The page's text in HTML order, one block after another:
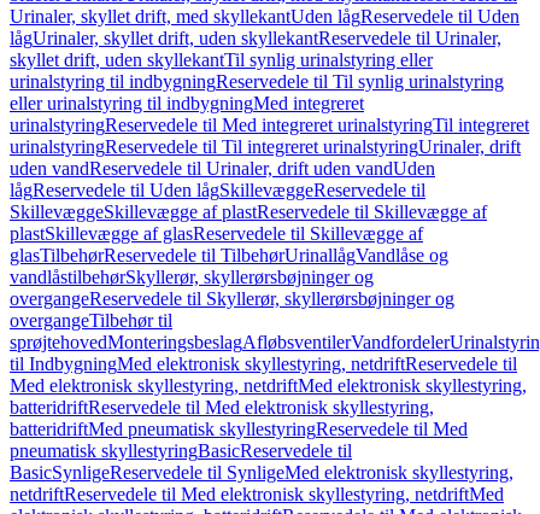
Urinaler, skyllet drift, med skyllekantUden lågReservedele til Uden
lågUrinaler, skyllet drift, uden skyllekantReservedele til Urinaler,
skyllet drift, uden skyllekantTil synlig urinalstyring eller
urinalstyring til indbygningReservedele til Til synlig urinalstyring
eller urinalstyring til indbygningMed integreret
urinalstyringReservedele til Med integreret urinalstyringTil integreret
urinalstyringReservedele til Til integreret urinalstyringUrinaler, drift
uden vandReservedele til Urinaler, drift uden vandUden
lågReservedele til Uden lågSkillevæggeReservedele til
SkillevæggeSkillevægge af plastReservedele til Skillevægge af
plastSkillevægge af glasReservedele til Skillevægge af
glasTilbehørReservedele til TilbehørUrinallågVandlåse og
vandlåstilbehørSkyllerør, skyllerørsbøjninger og
overgangeReservedele til Skyllerør, skyllerørsbøjninger og
overgangeTilbehør til
sprøjtehovedMonteringsbeslagAfløbsventilerVandfordeler
til IndbygningMed elektronisk skyllestyring, netdriftReservedele til
Med elektronisk skyllestyring, netdriftMed elektronisk skyllestyring,
batteridriftReservedele til Med elektronisk skyllestyring,
batteridriftMed pneumatisk skyllestyringReservedele til Med
pneumatisk skyllestyringBasicReservedele til
BasicSynligeReservedele til SynligeMed elektronisk skyllestyring,
netdriftReservedele til Med elektronisk skyllestyring, netdriftMed